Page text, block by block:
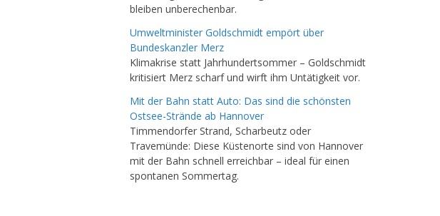
bleiben unberechenbar.
Umweltminister Goldschmidt empört über
Bundeskanzler Merz
Klimakrise statt Jahrhundertsommer – Goldschmidt
kritisiert Merz scharf und wirft ihm Untätigkeit vor.
Mit der Bahn statt Auto: Das sind die schönsten
Ostsee-Strände ab Hannover
Timmendorfer Strand, Scharbeutz oder
Travemünde: Diese Küstenorte sind von Hannover
mit der Bahn schnell erreichbar – ideal für einen
spontanen Sommertag.